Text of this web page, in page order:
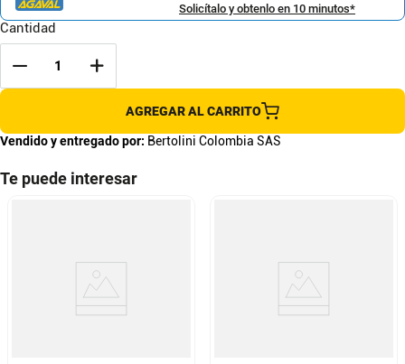
Solicítalo y obtenlo en 10 minutos*
Cantidad
AGREGAR AL CARRITO
Vendido y entregado por: Bertolini Colombia SAS
Te puede interesar